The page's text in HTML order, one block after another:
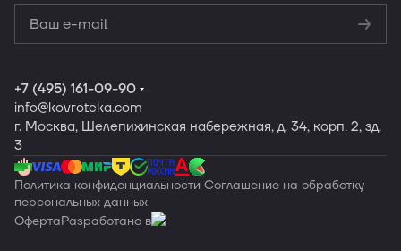
конфиденциальности
Обработку
персональных данных
+7 (495) 161-09-90
info@kovroteka.com
г. Москва, Шелепихинская набережная, д. 34, корп. 2, зд.
3
Политика конфиденциальности Соглашение на обработку
персональных данных
ОфертаРазработано в